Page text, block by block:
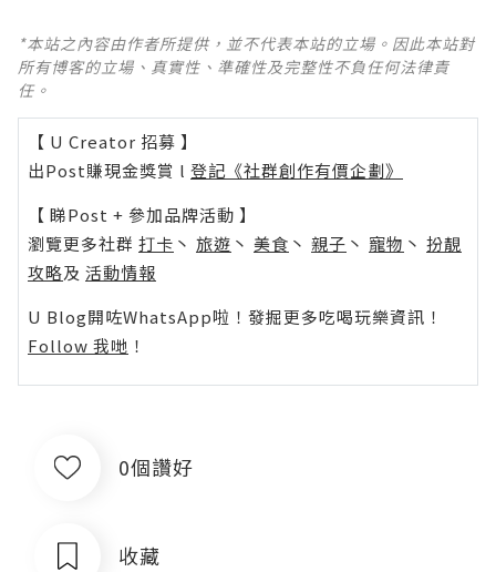
*本站之內容由作者所提供，並不代表本站的立場。因此本站對
所有博客的立場、真實性、準確性及完整性不負任何法律責
任。
【 U Creator 招募 】
出Post賺現金獎賞 l 登記《社群創作有價企劃》
【 睇Post + 參加品牌活動 】
瀏覽更多社群 打卡 丶 旅遊 丶 美食 丶 親子 丶 寵物 丶 扮靚
攻略及 活動情報
U Blog開咗WhatsApp啦！發掘更多吃喝玩樂資訊！
Follow 我哋 ！
0個讚好
收藏